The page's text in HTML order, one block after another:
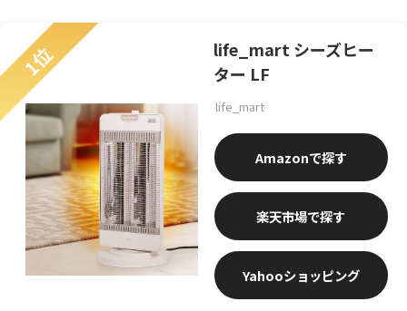
1位
life_mart シーズヒー
ター LF
life_mart
楽天市場
Amazon
Yahooショッピング